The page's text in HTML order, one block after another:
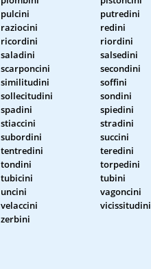
pulcini
putredini
raziocini
redini
ricordini
riordini
saladini
salsedini
scarponcini
secondini
similitudini
soffini
sollecitudini
sondini
spadini
spiedini
stiaccini
stradini
subordini
succini
tentredini
teredini
tondini
torpedini
tubicini
tubini
uncini
vagoncini
velaccini
vicissitudini
zerbini